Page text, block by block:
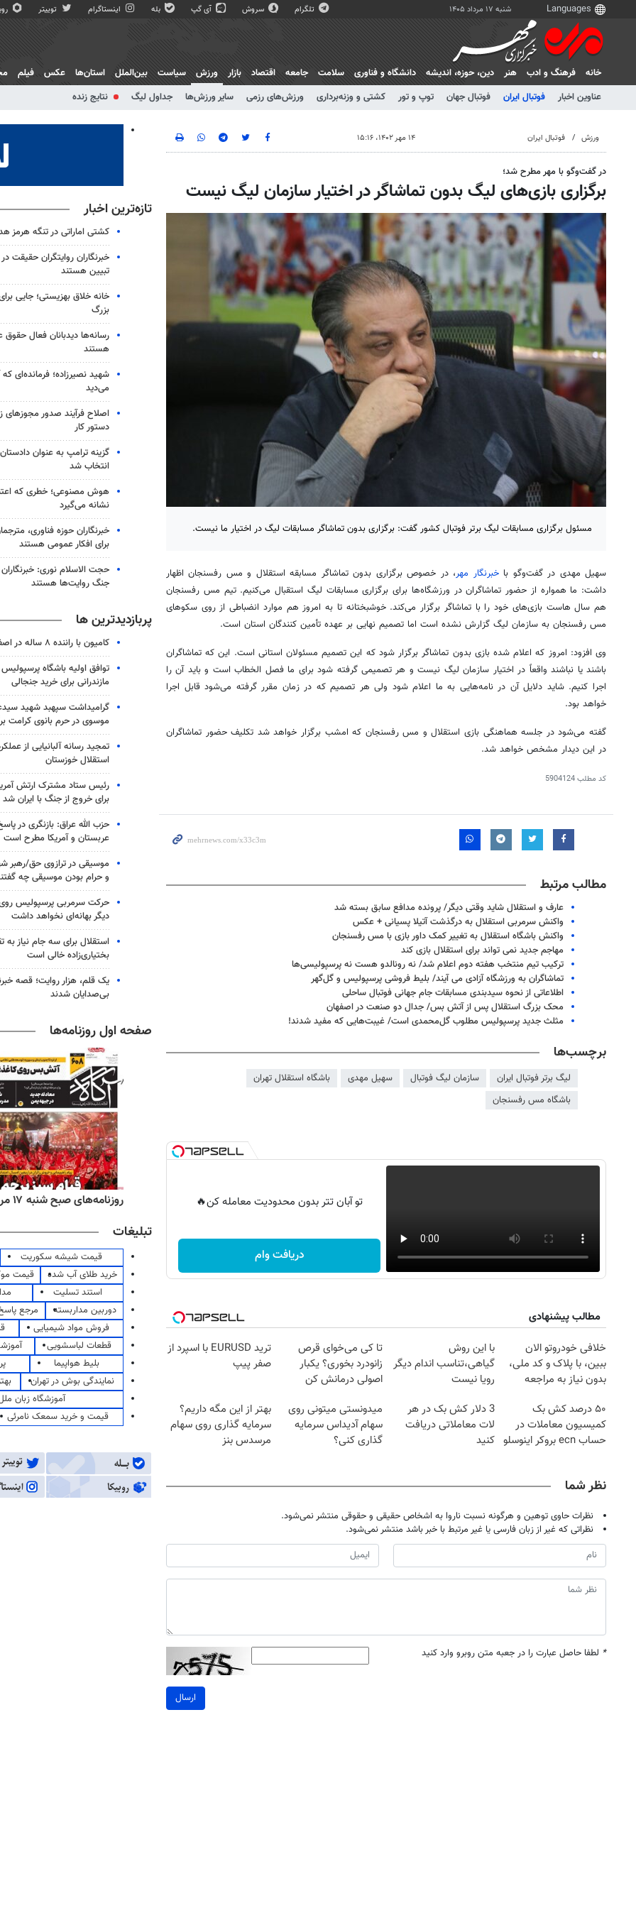
شنبه ۱۷ مرداد ۱۴۰۵ تلگرام سروش آی گپ بله اینستاگرام توییتر
خانه فرهنگ و ادب هنر دين، حوزه، انديشه دانشگاه و فناوری سلامت جامعه اقتصاد بازار
ورزش
عناوین اخبار
فوتبال ایران فوتبال جهان توپ و تور کشتی و وزنه‌برداری ورزش‌های رزمی سایر ورزش‌ها جداول لیگ نتایج زنده
سیاست بین‌الملل استان‌ها عکس فیلم
ورزش فوتبال ایران ۱۴ مهر ۱۴۰۲، ۱۵:۱۶
در گفت‌وگو با مهر مطرح شد؛
برگزاری بازی‌های لیگ بدون تماشاگر در اختیار سازمان لیگ نیست
مسئول برگزاری مسابقات لیگ برتر فوتبال کشور گفت: برگزاری بدون تماشاگر مسابقات لیگ در اختیار ما نیست.
سهیل مهدی در گفت‌وگو باخبرنگار مهر، در خصوص برگزاری بدون تماشاگر مسابقه استقلال و مس رفسنجان اظهار
داشت: ما همواره از حضور تماشاگران در ورزشگاه‌ها برای برگزاری مسابقات لیگ استقبال می‌کنیم. تیم مس رفسنجان
هم سال هاست بازی‌های خود را با تماشاگر برگزار می‌کند. خوشبختانه تا به امروز هم موارد انضباطی از روی سکوهای
مس رفسنجان به سازمان لیگ گزارش نشده است اما تصمیم نهایی بر عهده تأمین کنندگان استان است.
وی افزود: امروز که اعلام شده بازی بدون تماشاگر برگزار شود که این تصمیم مسئولان استانی است. این که تماشاگران
باشند یا نباشند واقعاً در اختیار سازمان لیگ نیست و هر تصمیمی گرفته شود برای ما فصل الخطاب است و باید آن را
اجرا کنیم. شاید دلایل آن در نامه‌هایی به ما اعلام شود ولی هر تصمیم که در زمان مقرر گرفته می‌شود قابل اجرا
خواهد بود.
گفته می‌شود در جلسه هماهنگی بازی استقلال و مس رفسنجان که امشب برگزار خواهد شد تکلیف حضور تماشاگران
در این دیدار مشخص خواهد شد.
کد مطلب5904124
مطالب مرتبط
عارف و استقلال شاید وقتی دیگر/ پرونده مدافع سابق بسته شد
واکنش سرمربی استقلال به درگذشت آتیلا پسیانی + عکس
واکنش باشگاه استقلال به تغییر کمک داور بازی با مس رفسنجان
مهاجم جدید نمی تواند برای استقلال بازی کند
ترکیب تیم منتخب هفته دوم اعلام شد/ نه رونالدو هست نه پرسپولیسی‌ها
تماشاگران به ورزشگاه آزادی می آیند/ بلیط فروشی پرسپولیس و گل‌گهر
اطلاعاتی از نحوه سیدبندی مسابقات جام جهانی فوتبال ساحلی
محک بزرگ استقلال پس از آتش بس/ جدال دو صنعت در اصفهان
مثلث جدید پرسپولیس مطلوب گل‌محمدی است/ غیبت‌هایی که مفید شدند!
برچسب‌ها
لیگ برتر فوتبال ایران سازمان لیگ فوتبال سهیل مهدی
باشگاه استقلال تهران
باشگاه مس رفسنجان
تو آبان تتر بدون محدودیت معامله کن🔥
دریافت وام
مطالب پیشنهادی
خلافی خودروتو الان
ببین، با پلاک و کد ملی،
بدون نیاز به مراجعه
با این روش
گیاهی،تناسب اندام دیگر
رویا نیست
تا کی می‌خوای قرص
زانودرد بخوری؟ یکبار
اصولی درمانش کن
ترید EURUSD با اسپرد از
صفر پیپ
۵۰ درصد کش بک
کمیسیون معاملات در
حساب ecn بروکر اینوسلو
3 دلار کش بک در هر
لات معاملاتی دریافت
کنید
میدونستی میتونی روی
سهام آدیداس سرمایه
گذاری کنی؟
بهتر از این مگه داریم؟
سرمایه گذاری روی سهام
مرسدس بنز
نظر شما
نظرات حاوی توهین و هرگونه نسبت ناروا به اشخاص حقیقی و حقوقی منتشر نمی‌شود.
نظراتی که غیر از زبان فارسی یا غیر مرتبط با خبر باشد منتشر نمی‌شود.
* لطفا حاصل عبارت را در جعبه متن روبرو وارد کنید
ارسال
تازه‌ترین اخبار
کشتی اماراتی در تنگه هرمز
خبرنگاران روایتگران حقیقت
تبیین هستند
خانه خلاق بهزیستی؛ جایی
بزرگ
رسانه‌ها دیدبانان فعال حقوق
هستند
شهید نصیرزاده؛ فرمانده‌ای که
می‌دید
اصلاح فرآیند صدور مجوزهای
دستور کار
گزینه ترامپ به عنوان
انتخاب شد
هوش مصنوعی؛ خطری که
نشانه می‌گیرد
خبرنگاران حوزه فناوری،
برای افکار عمومی هستند
حجت الاسلام نوری:
جنگ روایت‌ها هستند
پربازدیدترین ها
کامیون با راننده ۸ ساله در اصفهان توقیف شد
توافق اولیه باشگاه
مازندرانی برای خرید جنجالی
گرامیداشت سپهبد شهید
موسوی در حرم بانوی کرامت
تمجید رسانه آلبانیایی از
استقلال خوزستان
رئیس ستاد مشترک ارتش
برای خروج از جنگ با ایران شد
حزب الله عراق: بازنگری در
عربستان و آمریکا مطرح است
موسیقی در ترازوی حق/رهبر
و حرام بودن موسیقی چه
حرکت سرمربی پرسپولیس روی
دیگر بهانه‌ای نخواهد داشت
استقلال برای سه جام نیاز
بختیاری‌زاده خالی است
یک قلم، هزار روایت؛ قصه
بی‌صدایان شدند
صفحه اول روزنامه‌ها
روزنامه‌های صبح شنبه ۱۷ مرداد ۱۴۰۵ روزنامه‌های اقتصادی شنبه ۱۷ مرداد ۱۴۰۵
تبلیغات
قیمت شیشه سکوریت
خرید طلای آب شده
قیمت
استند تسلیت
دوربین مداربسته
مرجع
فروش مواد شیمیایی
قطعات لباسشویی
بلیط هواپیما
نمایندگی بوش در تهران
آموزشگاه زبان
قیمت و خرید سمعک نامرئی